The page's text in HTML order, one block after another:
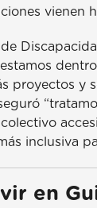
vienen
proyectos y
inclusiva
en